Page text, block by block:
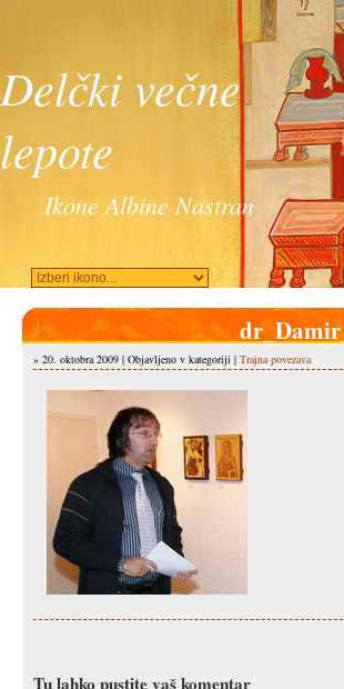
Delčki večne
lepote
Ikone Albine Nastran
» 20. oktobra 2009 | Objavljeno v kategoriji | Trajna povezava
Tu lahko pustite vaš komentar